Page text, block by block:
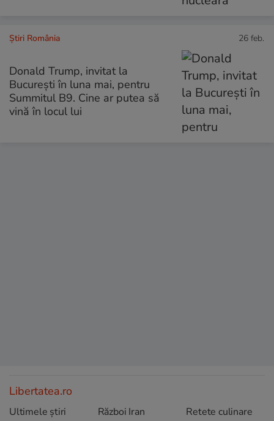
Știri România 26 feb.
Donald Trump, invitat la
București în luna mai, pentru
Summitul B9. Cine ar putea să
vină în locul lui
Libertatea.ro
Ultimele știri
Război Iran
Retete culinare